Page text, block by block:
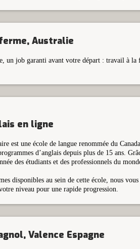
Australie
un job garanti avant votre départ : travail à la
en ligne
est une école de langue renommée du
d’anglais depuis plus de 15 ans.
des étudiants et des professionnels du
disponibles au sein de cette école, nous
niveau pour une rapide progression.
Valence Espagne